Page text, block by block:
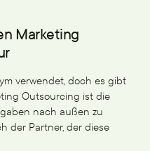
Marketing
verwendet, doch es gibt
Outsourcing ist die
nach außen zu
der Partner, der diese